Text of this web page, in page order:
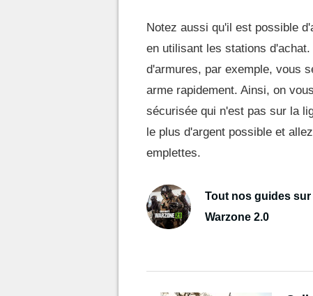
Notez aussi qu'il est possible
en utilisant les stations
d'armures, par exemple, vous
arme rapidement. Ainsi, on
sécurisée qui n'est pas sur la
le plus d'argent possible et
emplettes.
Tout nos guides sur
Warzone 2.0